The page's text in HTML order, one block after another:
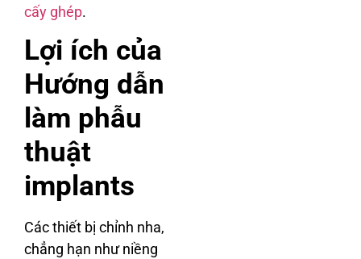
cấy ghép.
Lợi ích của
Hướng dẫn
làm phẫu
thuật
implants
Các thiết bị chỉnh nha,
chẳng hạn như niềng